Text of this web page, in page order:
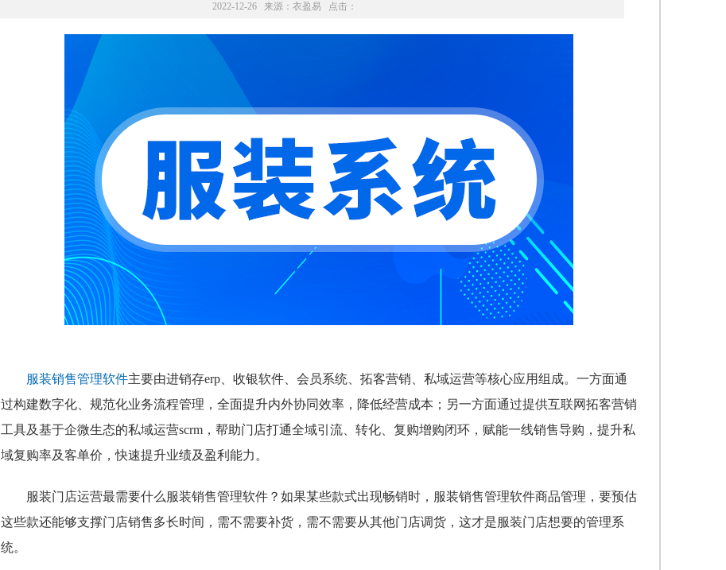
2022-12-26 来源： 衣盈易 点击：
服装销售管理软件主要由进销存erp、收银软件、会员系统、拓客营销、私域运营等核心应用组成。一方面通
过构建数字化、规范化业务流程管理，全面提升内外协同效率，降低经营成本；另一方面通过提供互联网拓客营销
工具及基于企微生态的私域运营scrm，帮助门店打通全域引流、转化、复购增购闭环，赋能一线销售导购，提升私
域复购率及客单价，快速提升业绩及盈利能力。
服装门店运营最需要什么服装销售管理软件？如果某些款式出现畅销时， 服装销售管理软件商品管理，要预估
这些款还能够支撑门店销售多长时间，需不需要补货，需不需要从其他门店调货，这才是服装门店想要的管理系
统。